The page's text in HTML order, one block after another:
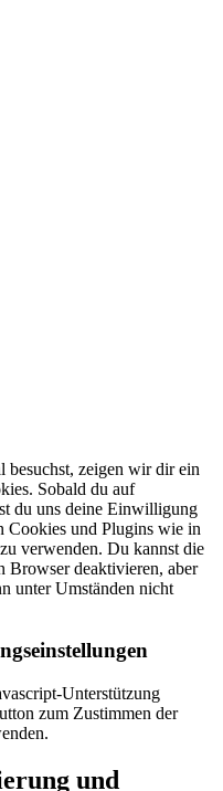
besuchst, zeigen wir dir ein
Sobald du auf
du uns deine Einwilligung
Cookies und Plugins wie in
verwenden. Du kannst die
Browser deaktivieren, aber
unter Umständen nicht
Unterstützung
zum Zustimmen der
und